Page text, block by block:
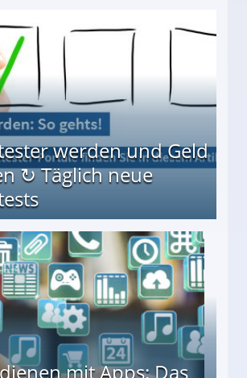
werden und Geld
↻ Täglich neue
mit Apps: Das